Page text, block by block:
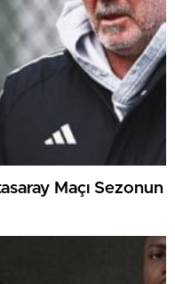
Maçı Sezonun